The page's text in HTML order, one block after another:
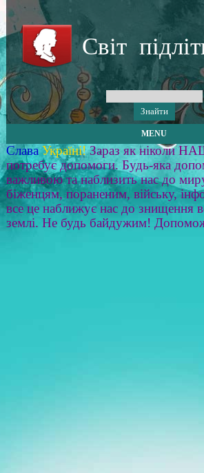
Світ
MENU
Слава Україні! Зараз як ніколи
потребує допомоги. Будь-яка
важливою та наблизить нас до
біженцям, пораненим, війську,
все це наближує нас до знищення
землі. Не будь байдужим!